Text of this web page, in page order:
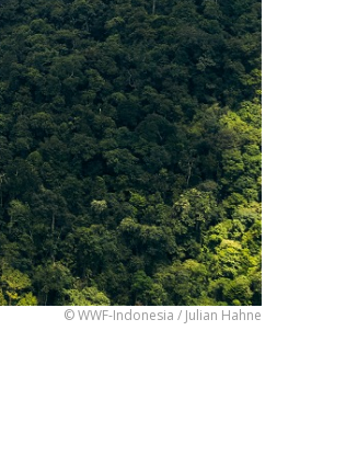
© WWF-Indonesia / Julian Hahne